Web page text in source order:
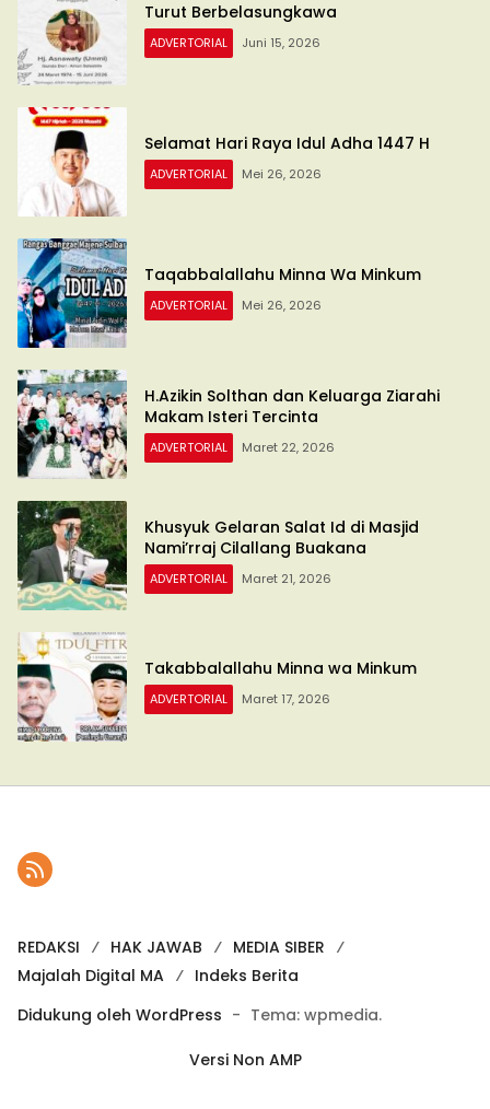
Turut Berbelasungkawa
ADVERTORIAL Juni 15, 2026
Selamat Hari Raya Idul Adha 1447 H
ADVERTORIAL Mei 26, 2026
Taqabbalallahu Minna Wa Minkum
ADVERTORIAL Mei 26, 2026
H.Azikin Solthan dan Keluarga Ziarahi
Makam Isteri Tercinta
ADVERTORIAL Maret 22, 2026
Khusyuk Gelaran Salat Id di Masjid
Nami’rraj Cilallang Buakana
ADVERTORIAL Maret 21, 2026
Takabbalallahu Minna wa Minkum
ADVERTORIAL Maret 17, 2026
REDAKSI HAK JAWAB
MEDIA SIBER
Majalah Digital MA
Indeks Berita
Didukung oleh WordPress - Tema: wpmedia.
Versi Non AMP